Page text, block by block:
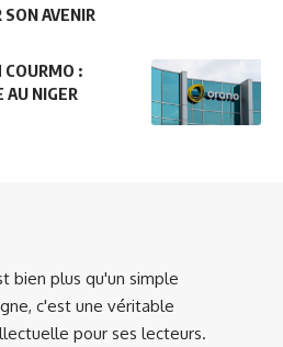
AVENIR
COURMO :
AU NIGER
bien plus qu'un simple
c'est une véritable
pour ses lecteurs.